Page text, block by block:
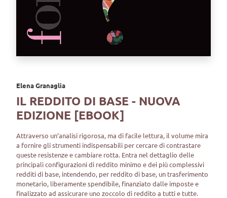
Elena Granaglia
IL REDDITO DI BASE - NUOVA
EDIZIONE [EBOOK]
Attraverso un’analisi rigorosa, ma di facile lettura, il volume mira
a fornire gli strumenti indispensabili per cercare di contrastare
queste resistenze e cambiare rotta. Entra nel dettaglio delle
principali configurazioni di reddito minimo e dei più complessivi
redditi di base, intendendo, per reddito di base, un trasferimento
monetario, liberamente spendibile, finanziato dalle imposte e
finalizzato ad assicurare uno zoccolo di reddito a tutti e tutte.